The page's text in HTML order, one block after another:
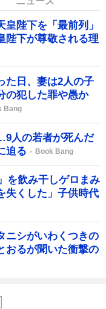
陛下を「最前列」
下が尊敬される理
た日、妻は2人の子
の犯した罪や愚か
Bang
人の若者が死んだ
迫る
Book Bang
を飲み干しゲロまみ
失くした」子供時代
ニシがいわくつきの
るが聞いた衝撃の